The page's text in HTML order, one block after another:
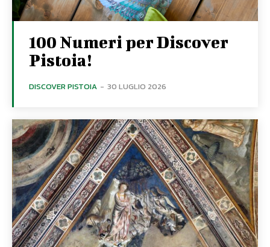
100 Numeri per Discover
Pistoia!
DISCOVER PISTOIA - 30 LUGLIO 2026